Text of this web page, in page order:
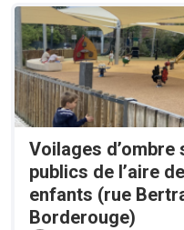
Voilages d’ombre
publics de l’aire
enfants (rue
Borderouge)